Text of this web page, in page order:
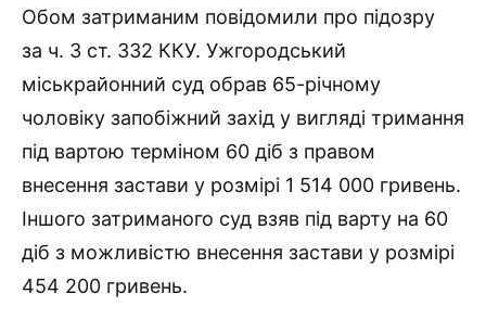
Обом затриманим повідомили про підозру
за ч. 3 ст. 332 ККУ. Ужгородський
міськрайонний суд обрав 65-річному
чоловіку запобіжний захід у вигляді тримання
під вартою терміном 60 діб з правом
внесення застави у розмірі 1 514 000 гривень.
Іншого затриманого суд взяв під варту на 60
діб з можливістю внесення застави у розмірі
454 200 гривень.